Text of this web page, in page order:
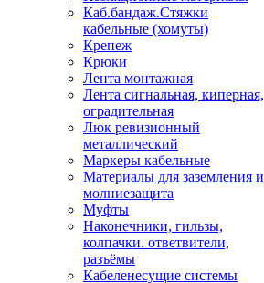
Каб.бандаж.Стяжки
кабельные (хомуты)
Крепеж
Крюки
Лента монтажная
Лента сигнальная, киперная,
оградительная
Люк ревизионный
металлический
Маркеры кабельные
Материалы для заземления и
молниезащита
Муфты
Наконечники, гильзы,
колпачки. ответвители,
разъёмы
Кабеленесущие системы